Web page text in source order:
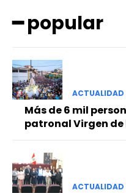
━
━ popular
ACTUALIDAD
Más de 6 mil
patronal Virgen de
ACTUALIDAD